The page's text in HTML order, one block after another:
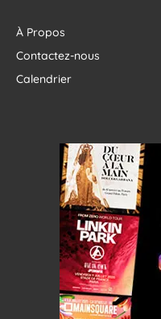
À Propos
Contactez-nous
Calendrier